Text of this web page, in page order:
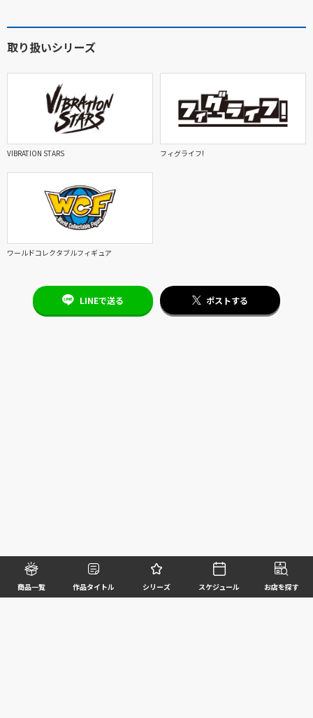
商品一覧 作品タイトル シリーズ スケジュール お店を探す
取り扱いシリーズ
VIBRATION STARS フィグライフ!
ワールドコレクタブルフィギュア
LINEで送る ポストする